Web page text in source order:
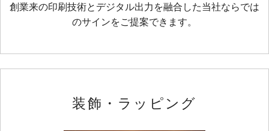
創業来の印刷技術とデジタル出力を融合した当社ならでは
のサインをご提案できます。
装飾・ラッピング